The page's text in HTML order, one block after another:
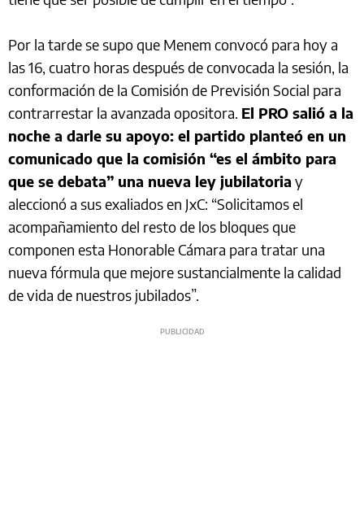
Por la tarde se supo que Menem convocó para hoy a
las 16, cuatro horas después de convocada la sesión, la
conformación de la Comisión de Previsión Social para
contrarrestar la avanzada opositora. El PRO salió a la
noche a darle su apoyo: el partido planteó en un
comunicado que la comisión “es el ámbito para
que se debata” una nueva ley jubilatoria y
aleccionó a sus exaliados en JxC: “Solicitamos el
acompañamiento del resto de los bloques que
componen esta Honorable Cámara para tratar una
nueva fórmula que mejore sustancialmente la calidad
de vida de nuestros jubilados”.